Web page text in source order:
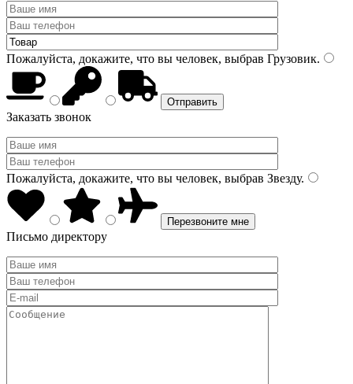
Пожалуйста, докажите, что вы человек, выбрав Грузовик.
Заказать звонок
Пожалуйста, докажите, что вы человек, выбрав Звезду.
Письмо директору